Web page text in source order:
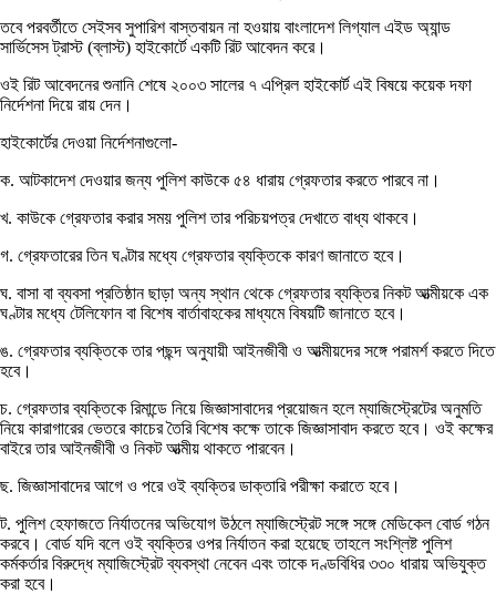
তবে পরবর্তীতে সেইসব সুপারিশ বাস্তবায়ন না হওয়ায় বাংলাদেশ লিগ্যাল এইড অ্যান্ড
সার্ভিসেস ট্রাস্ট (ব্লাস্ট) হাইকোর্টে একটি রিট আবেদন করে।
ওই রিট আবেদনের শুনানি শেষে ২০০৩ সালের ৭ এপ্রিল হাইকোর্ট এই বিষয়ে কয়েক দফা
নির্দেশনা দিয়ে রায় দেন।
হাইকোর্টের দেওয়া নির্দেশনাগুলো-
ক. আটকাদেশ দেওয়ার জন্য পুলিশ কাউকে ৫৪ ধারায় গ্রেফতার করতে পারবে না।
খ. কাউকে গ্রেফতার করার সময় পুলিশ তার পরিচয়পত্র দেখাতে বাধ্য থাকবে।
গ. গ্রেফতারের তিন ঘণ্টার মধ্যে গ্রেফতার ব্যক্তিকে কারণ জানাতে হবে।
ঘ. বাসা বা ব্যবসা প্রতিষ্ঠান ছাড়া অন্য স্থান থেকে গ্রেফতার ব্যক্তির নিকট আত্মীয়কে এক
ঘণ্টার মধ্যে টেলিফোন বা বিশেষ বার্তাবাহকের মাধ্যমে বিষয়টি জানাতে হবে।
ঙ. গ্রেফতার ব্যক্তিকে তার পছন্দ অনুযায়ী আইনজীবী ও আত্মীয়দের সঙ্গে পরামর্শ করতে দিতে
হবে।
চ. গ্রেফতার ব্যক্তিকে রিমান্ডে নিয়ে জিজ্ঞাসাবাদের প্রয়োজন হলে ম্যাজিস্ট্রেটের অনুমতি
নিয়ে কারাগারের ভেতরে কাচের তৈরি বিশেষ কক্ষে তাকে জিজ্ঞাসাবাদ করতে হবে। ওই কক্ষের
বাইরে তার আইনজীবী ও নিকট আত্মীয় থাকতে পারবেন।
ছ. জিজ্ঞাসাবাদের আগে ও পরে ওই ব্যক্তির ডাক্তারি পরীক্ষা করাতে হবে।
ট. পুলিশ হেফাজতে নির্যাতনের অভিযোগ উঠলে ম্যাজিস্ট্রেট সঙ্গে সঙ্গে মেডিকেল বোর্ড গঠন
করবে। বোর্ড যদি বলে ওই ব্যক্তির ওপর নির্যাতন করা হয়েছে তাহলে সংশ্লিষ্ট পুলিশ
কর্মকর্তার বিরুদ্ধে ম্যাজিস্ট্রেট ব্যবস্থা নেবেন এবং তাকে দণ্ডবিধির ৩৩০ ধারায় অভিযুক্ত
করা হবে।